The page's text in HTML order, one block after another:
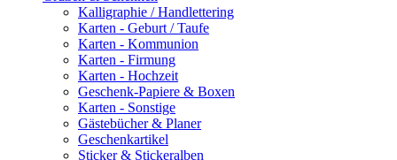
Kalligraphie / Handlettering
Karten - Geburt / Taufe
Karten - Kommunion
Karten - Firmung
Karten - Hochzeit
Geschenk-Papiere & Boxen
Karten - Sonstige
Gästebücher & Planer
Geschenkartikel
Sticker & Stickeralben